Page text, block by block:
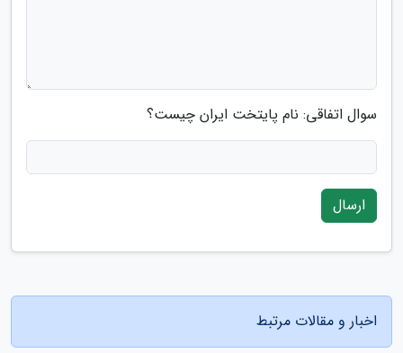
سوال اتفاقی: نام پایتخت ایران چیست؟
ارسال
اخبار و مقالات مرتبط